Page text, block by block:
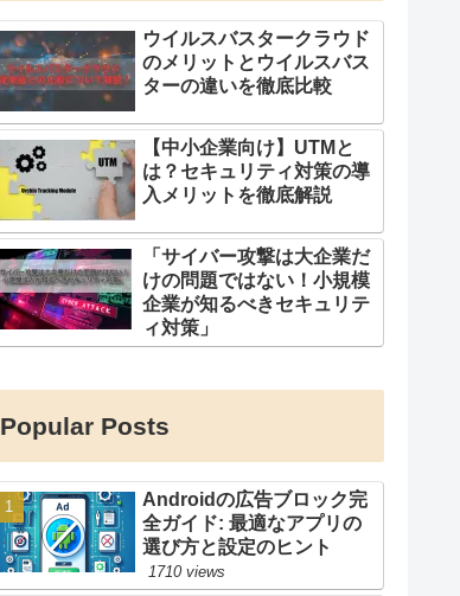
ウイルスバスタークラウド
のメリットとウイルスバス
ターの違いを徹底比較
【中小企業向け】UTMと
は？セキュリティ対策の導
入メリットを徹底解説
「サイバー攻撃は大企業だ
けの問題ではない！小規模
企業が知るべきセキュリテ
ィ対策」
Popular Posts
Androidの広告ブロック完
全ガイド: 最適なアプリの
選び方と設定のヒント
1710 views